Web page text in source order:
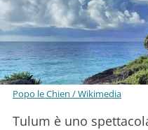
Popo le Chien / Wikimedia
Tulum è uno